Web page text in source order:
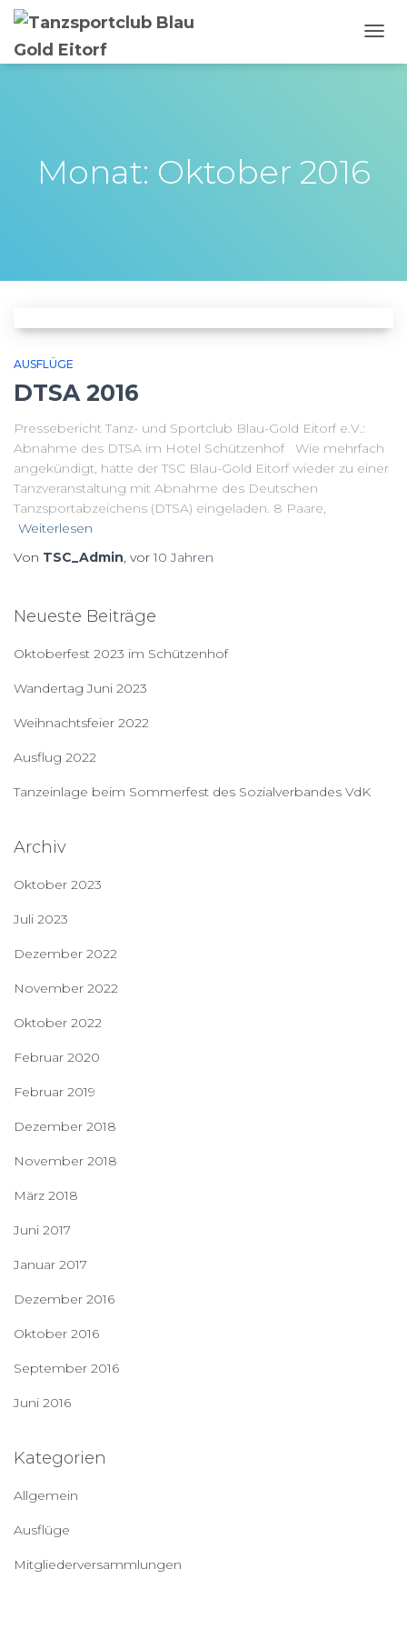
Monat: Oktober 2016
AUSFLÜGE
DTSA 2016
Pressebericht Tanz- und Sportclub Blau-Gold Eitorf e.V.:
Abnahme des DTSA im Hotel Schützenhof Wie mehrfach
angekündigt, hatte der TSC Blau-Gold Eitorf wieder zu einer
Tanzveranstaltung mit Abnahme des Deutschen
Tanzsportabzeichens (DTSA) eingeladen. 8 Paare,
Weiterlesen
Von TSC_Admin, vor10 Jahren
Neueste Beiträge
Oktoberfest 2023 im Schützenhof
Wandertag Juni 2023
Weihnachtsfeier 2022
Ausflug 2022
Tanzeinlage beim Sommerfest des Sozialverbandes VdK
Archiv
Oktober 2023
Juli 2023
Dezember 2022
November 2022
Oktober 2022
Februar 2020
Februar 2019
Dezember 2018
November 2018
März 2018
Juni 2017
Januar 2017
Dezember 2016
Oktober 2016
September 2016
Juni 2016
Kategorien
Allgemein
Ausflüge
Mitgliederversammlungen